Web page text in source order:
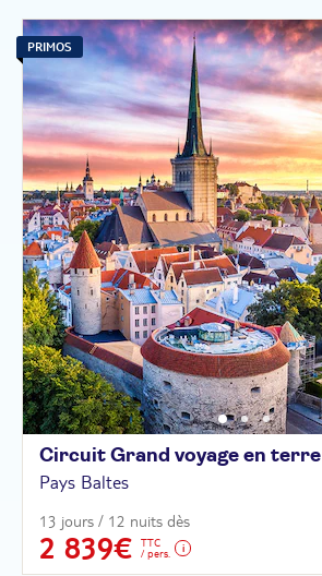
PRIMOS
Circuit Grand voyage en terre
Pays Baltes
13 jours / 12 nuits dès
2 839€
TTC
/ pers.